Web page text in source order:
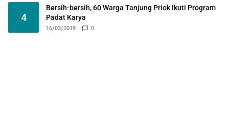
4
Bersih-bersih, 60 Warga Tanjung Priok Ikuti Program
Padat Karya
16/03/2019 0